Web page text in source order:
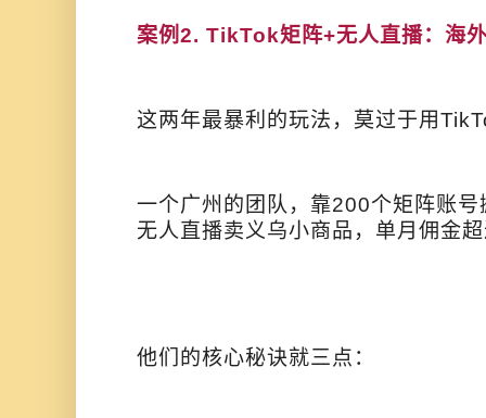
案例2. TikTok矩阵+无人直播：海
这两年最暴利的玩法，莫过于用
一个广州的团队，靠200个矩阵账
无人直播卖义乌小商品，单月佣金
他们的核心秘诀就三点：